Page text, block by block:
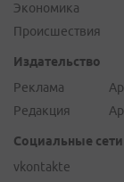
Экономика
Происшествия
Издательство
Реклама
Редакция
Социальные сети
vkontakte